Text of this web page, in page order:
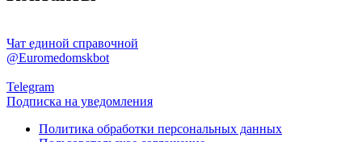
Чат единой справочной
@Euromedomskbot
Telegram
Подписка на уведомления
Политика обработки персональных данных